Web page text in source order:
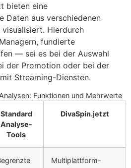
bieten eine
Daten aus verschiedenen
Hierdurch
fundierte
— sei es bei der Auswahl
der Promotion oder bei der
Streaming-Diensten.
Funktionen und Mehrwerte
Standard
Analyse-
Tools
DivaSpin.jetzt
Multiplattform-